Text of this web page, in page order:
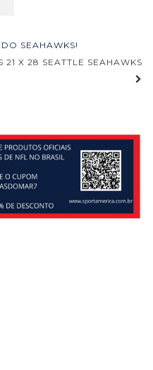
SEAHAWKS!
X 28 SEATTLE SEAHAWKS